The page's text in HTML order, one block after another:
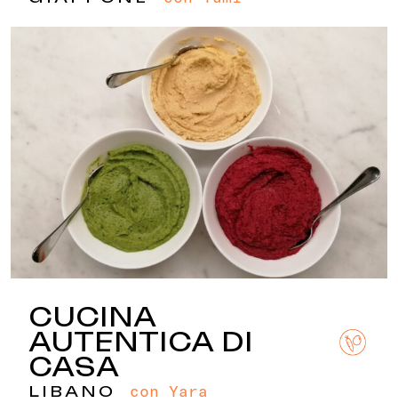
CUCINA
AUTENTICA DI
CASA
LIBANO con Yara